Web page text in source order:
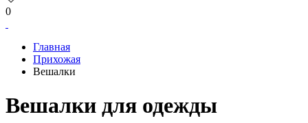
0
Главная
Прихожая
Вешалки
Вешалки для одежды